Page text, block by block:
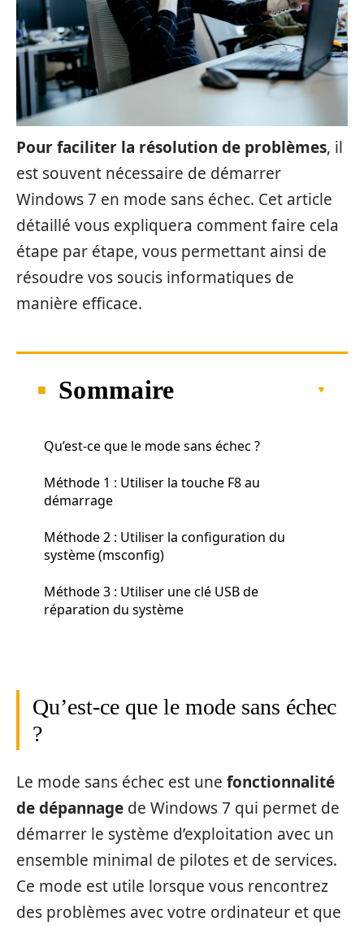
Pour faciliter la résolution de problèmes, il
est souvent nécessaire de démarrer
Windows 7 en mode sans échec. Cet article
détaillé vous expliquera comment faire cela
étape par étape, vous permettant ainsi de
résoudre vos soucis informatiques de
manière efficace.
Sommaire
Qu’est-ce que le mode sans échec ?
Méthode 1 : Utiliser la touche F8 au
démarrage
Méthode 2 : Utiliser la configuration du
système (msconfig)
Méthode 3 : Utiliser une clé USB de
réparation du système
Qu’est-ce que le mode sans échec
?
Le mode sans échec est une fonctionnalité
de dépannage de Windows 7 qui permet de
démarrer le système d’exploitation avec un
ensemble minimal de pilotes et de services.
Ce mode est utile lorsque vous rencontrez
des problèmes avec votre ordinateur et que